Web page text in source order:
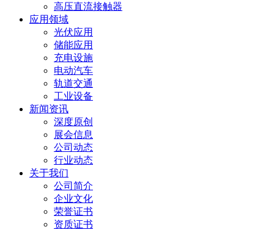
高压直流接触器
应用领域
光伏应用
储能应用
充电设施
电动汽车
轨道交通
工业设备
新闻资讯
深度原创
展会信息
公司动态
行业动态
关于我们
公司简介
企业文化
荣誉证书
资质证书